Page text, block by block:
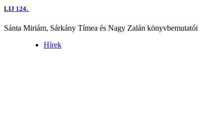
LIJ 124.
Sánta Miriám, Sárkány Tímea és Nagy Zalán könyvbemutatói
Hírek